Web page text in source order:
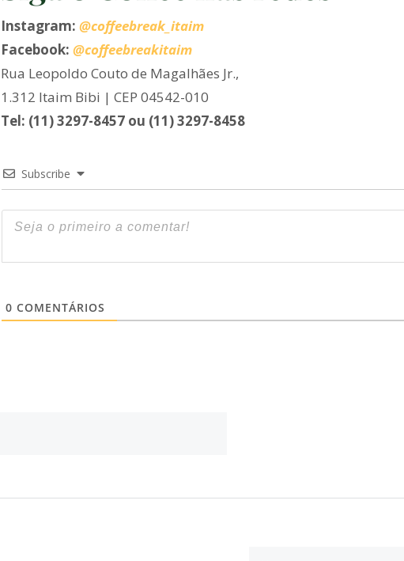
Instagram: @coffeebreak_itaim
Facebook: @coffeebreakitaim
Rua Leopoldo Couto de Magalhães Jr.,
1.312 Itaim Bibi | CEP 04542-010
Tel: (11) 3297-8457 ou (11) 3297-8458
Subscribe
0 COMENTÁRIOS